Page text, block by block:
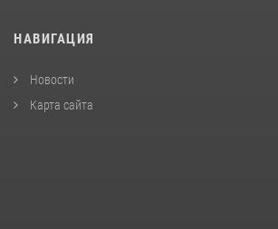
НАВИГАЦИЯ
Новости
Карта сайта